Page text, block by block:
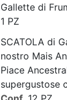
Gallette di
1 PZ
SCATOLA di
nostro Mais
Piace
supergustose